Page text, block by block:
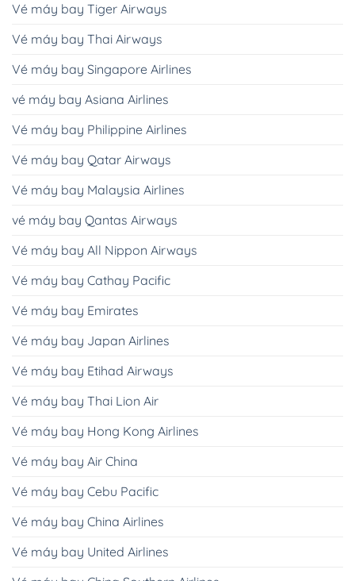
Vé máy bay Tiger Airways
Vé máy bay Thai Airways
Vé máy bay Singapore Airlines
vé máy bay Asiana Airlines
Vé máy bay Philippine Airlines
Vé máy bay Qatar Airways
Vé máy bay Malaysia Airlines
vé máy bay Qantas Airways
Vé máy bay All Nippon Airways
Vé máy bay Cathay Pacific
Vé máy bay Emirates
Vé máy bay Japan Airlines
Vé máy bay Etihad Airways
Vé máy bay Thai Lion Air
Vé máy bay Hong Kong Airlines
Vé máy bay Air China
Vé máy bay Cebu Pacific
Vé máy bay China Airlines
Vé máy bay United Airlines